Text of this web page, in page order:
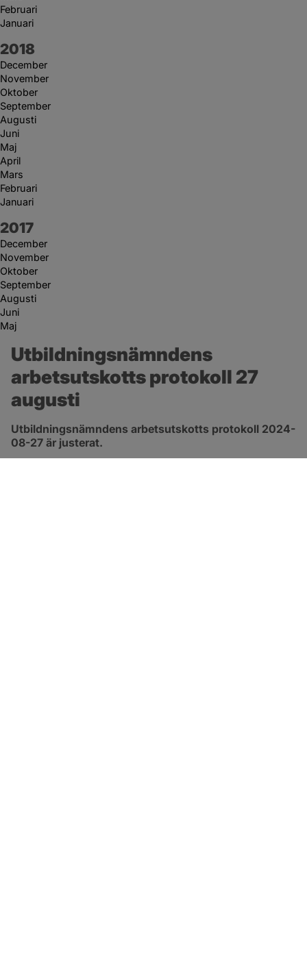
Februari
Januari
År:
2018
December
November
Oktober
September
Augusti
Juni
Maj
April
Mars
Februari
Januari
År:
2017
December
November
Oktober
September
Augusti
Juni
Maj
Utbildningsnämndens
arbetsutskotts protokoll 27
augusti
Utbildningsnämndens arbetsutskotts protokoll 2024-
08-27 är justerat.